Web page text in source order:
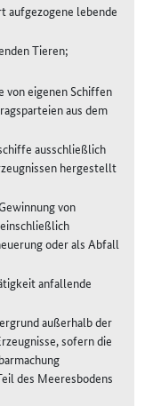
aufgezogene lebende
Tieren;
von eigenen Schiffen
aus dem
ausschließlich
hergestellt
von
oder als Abfall
anfallende
außerhalb der
sofern die
des Meeresbodens